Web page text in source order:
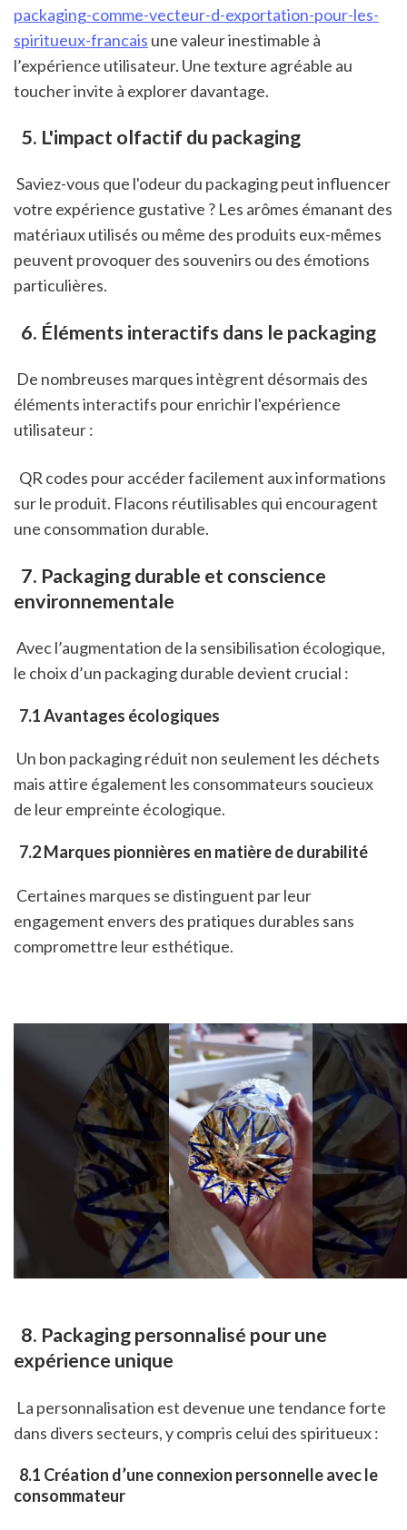
packaging-comme-vecteur-d-exportation-pour-les-
spiritueux-francais une valeur inestimable à
l’expérience utilisateur. Une texture agréable au
toucher invite à explorer davantage.
5. L'impact olfactif du packaging
votre expérience gustative ? Les arômes émanant des
matériaux utilisés ou même des produits eux-mêmes
peuvent provoquer des souvenirs ou des émotions
particulières.
6. Éléments interactifs dans le packaging
éléments interactifs pour enrichir l'expérience
utilisateur :
sur le produit. Flacons réutilisables qui encouragent
une consommation durable.
7. Packaging durable et conscience
environnementale
le choix d’un packaging durable devient crucial :
7.1 Avantages écologiques
mais attire également les consommateurs soucieux
de leur empreinte écologique.
7.2 Marques pionnières en matière de durabilité
engagement envers des pratiques durables sans
compromettre leur esthétique.
8. Packaging personnalisé pour une
expérience unique
dans divers secteurs, y compris celui des spiritueux :
8.1 Création d’une connexion personnelle avec le
consommateur